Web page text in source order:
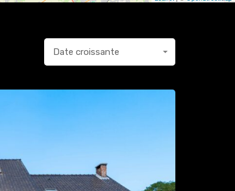
Date croissante